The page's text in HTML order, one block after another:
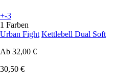
+-3
1 Farben
Urban Fight Kettlebell Dual Soft
Ab 32,00 €
30,50 €